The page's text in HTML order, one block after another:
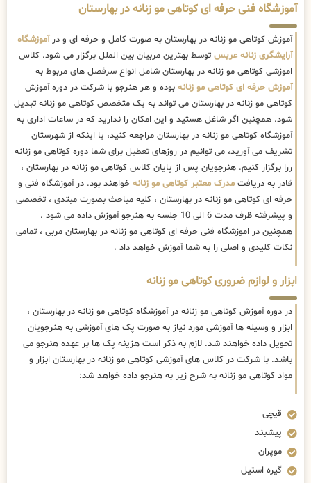
آموزشگاه فنی حرفه ای کوتاهی مو زنانه در بهارستان
آموزش کوتاهی مو زنانه در بهارستان به صورت کامل و حرفه ای و درآموزشگاه
آرایشگری زنانه عریس توسط بهترین مربیان بین الملل برگزار می شود. کلاس
اموزشی کوتاهی مو زنانه در بهارستان شامل انواع سرفصل های مربوط به
آموزش حرفه ای کوتاهی مو زنانه بوده و هر هنرجو با شرکت در دوره آموزش
کوتاهی مو زنانه در بهارستان می تواند به یک متخصص کوتاهی مو زنانه تبدیل
شود. همچنین اگر شاغل هستید و این امکان را ندارید که در ساعات اداری به
آموزشگاه کوتاهی مو زنانه در بهارستان مراجعه کنید، یا اینکه از شهرستان
تشریف می آورید، می توانیم در روزهای تعطیل برای شما دوره کوتاهی مو زنانه
ررا برگزار کنیم. هنرجویان پس از پایان کلاس کوتاهی مو زنانه در بهارستان ،
قادر به دریافت مدرک معتبر کوتاهی مو زنانه خواهند بود. در آموزشگاه فنی و
حرفه ای کوتاهی مو زنانه در بهارستان ، کلیه مباحث بصورت مبتدی ، تخصصی
و پیشرفته ظرف مدت 6 الی 10 جلسه به هنرجو آموزش داده می شود .
همچنین در اموزشگاه فنی حرفه ای کوتاهی مو زنانه در بهارستان مربی ، تمامی
نکات کلیدی و اصلی را به شما آموزش خواهد داد .
ابزار و لوازم ضروری کوتاهی مو زنانه
در دوره آموزش کوتاهی مو زنانه در آموزشگاه کوتاهی مو زنانه در بهارستان ،
ابزار و وسیله ها آموزشی مورد نیاز به صورت پک های آموزشی به هنرجویان
تحویل داده خواهند شد. لازم به ذکر است هزینه پک ها بر عهده هنرجو می
باشد. با شرکت در کلاس های آموزشی کوتاهی مو زنانه در بهارستان ابزار و
مواد کوتاهی مو زنانه به شرح زیر به هنرجو داده خواهد شد:
قیچی
پیشبند
موپران
گیره استیل